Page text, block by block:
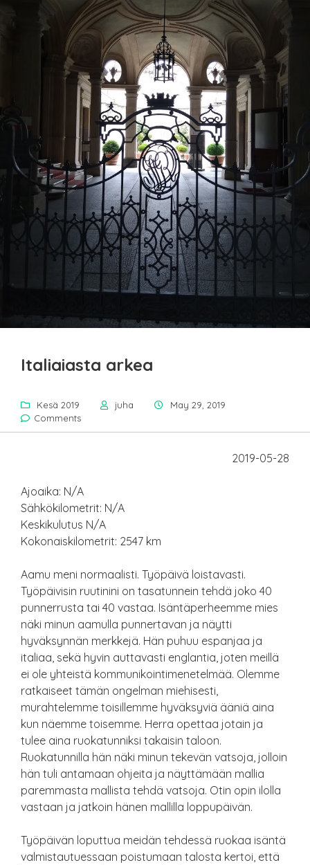
Italiaiasta arkea
Kesä 2019 juha
May 29, 2019
Comments
2019-05-28
Ajoaika: N/A
Sähkökilometrit: N/A
Keskikulutus N/A
Kokonaiskilometrit: 2547 km
Aamu meni normaalisti. Työpäivä loistavasti.
Työpäivisin ruutinini on tasatunnein tehdä joko 40
punnerrusta tai 40 vastaa. Isäntäperheemme mies
näki minun aamulla punnertavan ja näytti
hyväksynnän merkkejä. Hän puhuu espanjaa ja
italiaa, sekä hyvin auttavasti englantia, joten meillä
ei ole yhteistä kommunikointimenetelmää. Olemme
ratkaiseet tämän ongelman miehisesti,
murahtelemme toisillemme hyväksyviä ääniä aina
kun näemme toisemme. Herra opettaa jotain ja
tulee aina ruokatunniksi takaisin taloon.
Ruokatunnilla hän näki minun tekevän vatsoja, jolloin
hän tuli antamaan ohjeita ja näyttämään mallia
paremmasta mallista tehdä vatsoja. Otin opin ilolla
vastaan ja jatkoin hänen mallilla loppupäivän.
Työpäivän loputtua meidän tehdessä ruokaa isäntä
valmistautuessaan poistumaan talosta kertoi, että